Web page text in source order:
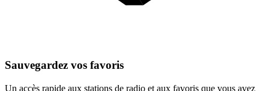
Sauvegardez vos favoris
Un accès rapide aux stations de radio et aux favoris que vous avez